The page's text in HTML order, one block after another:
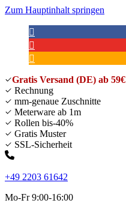
Zum Hauptinhalt springen
Gratis Versand (DE) ab 59€
Rechnung
mm-genaue Zuschnitte
Meterware ab 1m
Rollen bis-40%
Gratis Muster
SSL-Sicherheit
+49 2203 61642
Mo-Fr 9:00-16:00